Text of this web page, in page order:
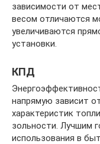
зависимости от
весом отличаются
увеличиваются
установки.
КПД
напрямую зависит
характеристик
зольности. Лучшим
использования в